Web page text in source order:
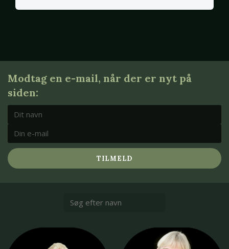
Modtag en e-mail, når der er nyt på
siden:
TILMELD